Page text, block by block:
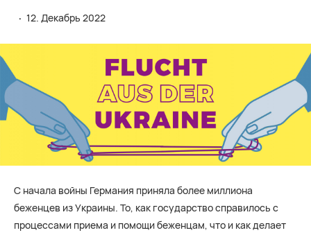
· 12. Декабрь 2022
C начала войны Германия приняла более миллиона
беженцев из Украины. То, как государство справилось с
процессами приема и помощи беженцам, что и как делает